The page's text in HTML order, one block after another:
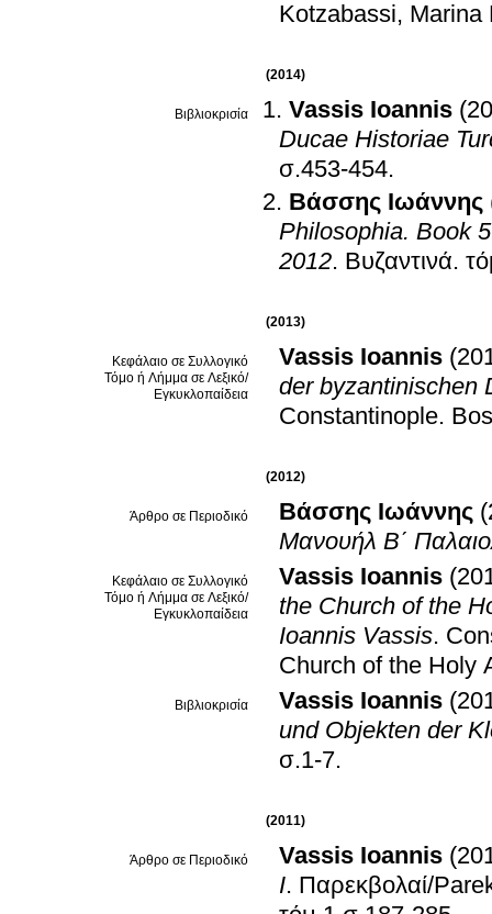
Kotzabassi, Marina
(2014)
Βιβλιοκρισία Vassis Ioannis
Ducae Historiae
σ.453-454.
Βάσσης Ιωάννης
Philosophia. Book
2012. Βυζαντινά.
(2013)
Κεφάλαιο σε Συλλογικό
Τόμο ή Λήμμα σε Λεξικό/
Εγκυκλοπαίδεια
Vassis Ioannis
der byzantinischen
Constantinople.
(2012)
Άρθρο σε Περιοδικό Βάσσης Ιωάννης
Μανουήλ Β΄
Κεφάλαιο σε Συλλογικό
Τόμο ή Λήμμα σε Λεξικό/
Εγκυκλοπαίδεια
Vassis Ioannis
the Church of the
Ioannis Vassis.
Church of the Holy
Βιβλιοκρισία Vassis Ioannis
und Objekten der
σ.1-7.
(2011)
Άρθρο σε Περιοδικό Vassis Ioannis
I. Παρεκβολαί/